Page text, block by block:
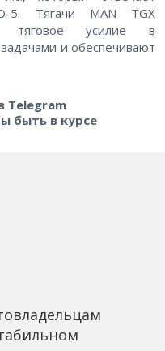
5. Тягачи MAN TGX
тяговое усилие в
и обеспечивают
Telegram
быть в курсе